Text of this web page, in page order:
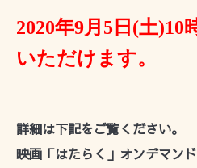
2020年9月5日 (土)10
いただけます。
詳細は下記をご覧ください。
映画「はたらく」オンデマン